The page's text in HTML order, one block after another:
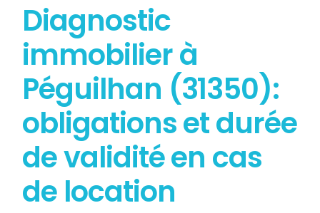
Diagnostic
immobilier à
Péguilhan (31350):
obligations et durée
de validité en cas
de location